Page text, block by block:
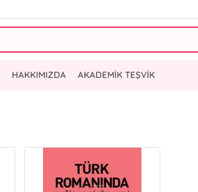
HAKKIMIZDA AKADEMİK TEŞVİK